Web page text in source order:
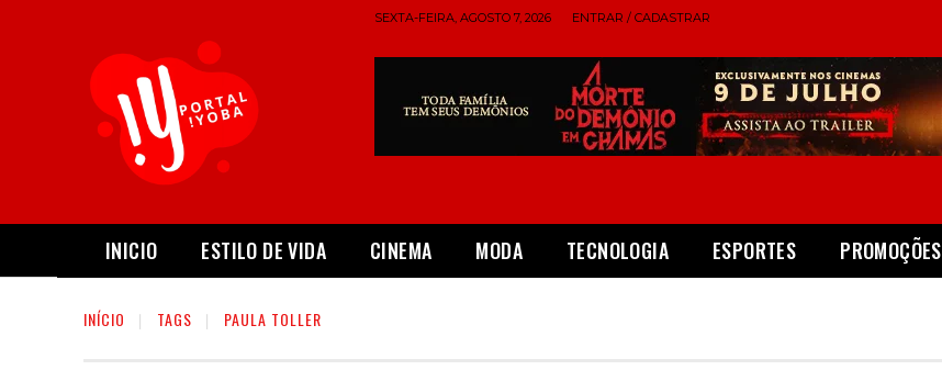
SEXTA-FEIRA, AGOSTO 7, 2026 ENTRAR / CADASTRAR
INICIO ESTILO DE VIDA CINEMA MODA TECNOLOGIA ESPORTES PROMOÇÕES
INÍCIO TAGS PAULA TOLLER